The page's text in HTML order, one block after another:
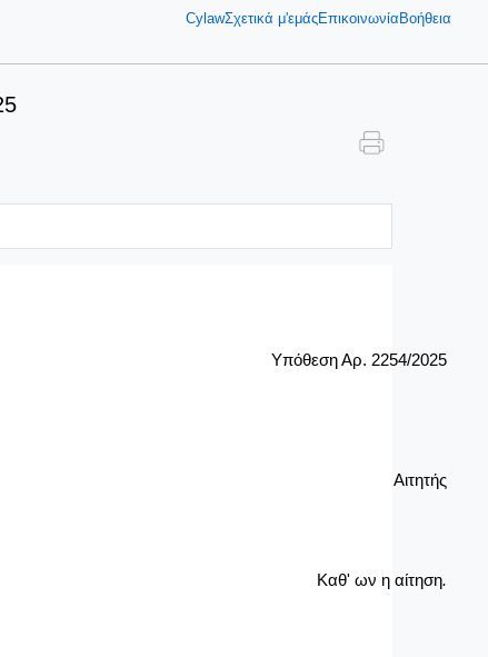
CylawΣχετικά μ'εμάςΕπικοινωνία Βοήθεια
Υπόθεση Αρ. 2254/2025
Αιτητής
ων η αίτηση.